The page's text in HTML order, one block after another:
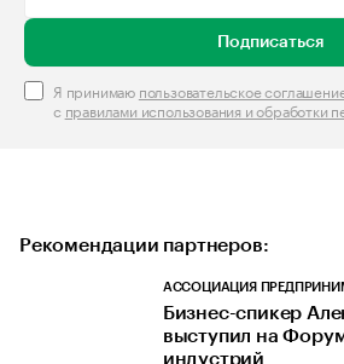
Подписаться
Я принимаю пользовательское
с правилами использования и обработки
Рекомендации партнеров:
АССОЦИАЦИЯ
Бизнес-спикер
выступил на
индустрий